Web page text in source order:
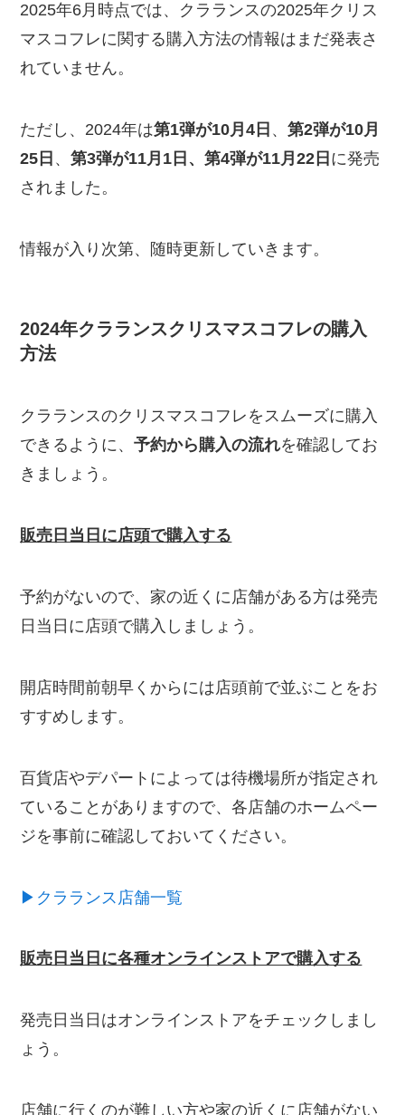
2025年6月時点では、クラランスの2025年クリス
マスコフレに関する購入方法の情報はまだ発表さ
れていません。
ただし、2024年は第1弾が10月4日 、第2弾が10月
25日 、第3弾が11月1日、第4弾が11月22日 に発売
されました。
情報が入り次第、随時更新していきます。
2024年クラランスクリスマスコフレの購入
方法
クラランスのクリスマスコフレをスムーズに購入
できるように、予約から購入の流れを確認してお
きましょう。
販売日当日に店頭で購入する
予約がないので、家の近くに店舗がある方は発売
日当日に店頭で購入しましょう。
開店時間前朝早くからには店頭前で並ぶことをお
すすめします。
百貨店やデパートによっては待機場所が指定され
ていることがありますので、各店舗のホームペー
ジを事前に確認しておいてください。
▶クラランス店舗一覧
販売日当日に各種オンラインストアで購入する
発売日当日はオンラインストアをチェックしまし
ょう。
店舗に行くのが難しい方や家の近くに店舗がない